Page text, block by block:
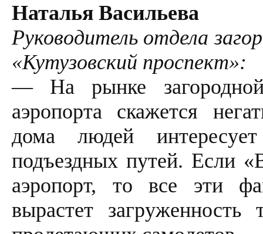
Наталья Васильева
Руководитель отдела
«Кутузовский проспект»:
— На рынке загородной
аэропорта скажется
дома людей
подъездных путей. Если
аэропорт, то все эти
вырастет